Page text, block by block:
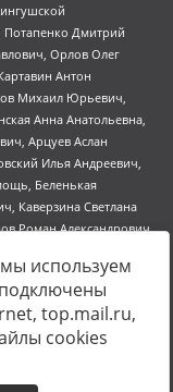
files/reestr-
на22.03.2024
используем
top.mail.ru,
cookies